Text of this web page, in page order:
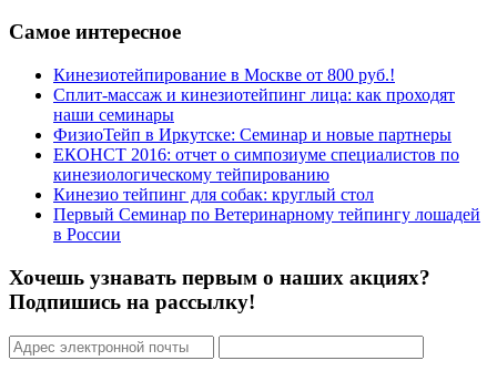
Самое интересное
Кинезиотейпирование в Москве от 800 руб.!
Сплит-массаж и кинезиотейпинг лица: как проходят
наши семинары
ФизиоТейп в Иркутске: Семинар и новые партнеры
ЕКОНСТ 2016: отчет о симпозиуме специалистов по
кинезиологическому тейпированию
Кинезио тейпинг для собак: круглый стол
Первый Семинар по Ветеринарному тейпингу лошадей
в России
Хочешь узнавать первым о наших акциях?
Подпишись на рассылку!